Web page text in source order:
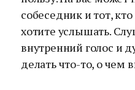
собеседник и тот,
хотите услышать.
внутренний голос и
делать что-то, о чем